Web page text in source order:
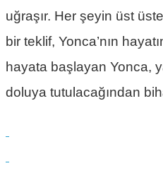
uğraşır. Her şeyin üst
bir teklif, Yonca’nın
hayata başlayan Yonca,
doluya tutulacağından